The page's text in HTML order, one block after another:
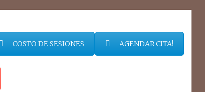
COSTO DE SESIONES AGENDAR CITA!